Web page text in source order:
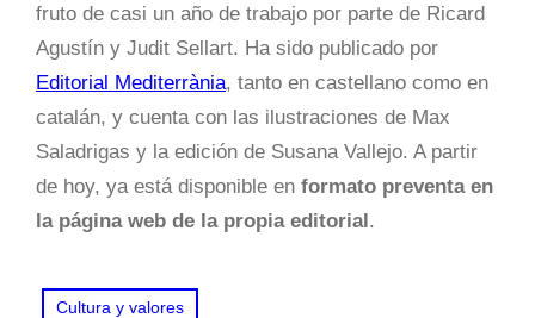
fruto de casi un año de trabajo por parte de Ricard
Agustín y Judit Sellart. Ha sido publicado por
Editorial Mediterrània, tanto en castellano como en
catalán, y cuenta con las ilustraciones de Max
Saladrigas y la edición de Susana Vallejo. A partir
de hoy, ya está disponible en formato preventa en
la página web de la propia editorial.
Cultura y valores